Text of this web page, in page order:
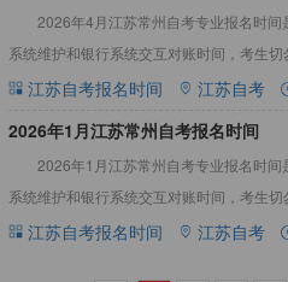
2026年4月江苏常州自考专业报名时
系统维护和银行系统交互对账时间，考生切
2026年4月江苏常州自考报名时间2026年4
江苏自考报名时间 江苏自考
2026年1月江苏常州自考报名时间
2026年1月江苏常州自考专业报名时
系统维护和银行系统交互对账时间，考生切
2026年1月江苏常州自考报名时间2026年1
江苏自考报名时间 江苏自考